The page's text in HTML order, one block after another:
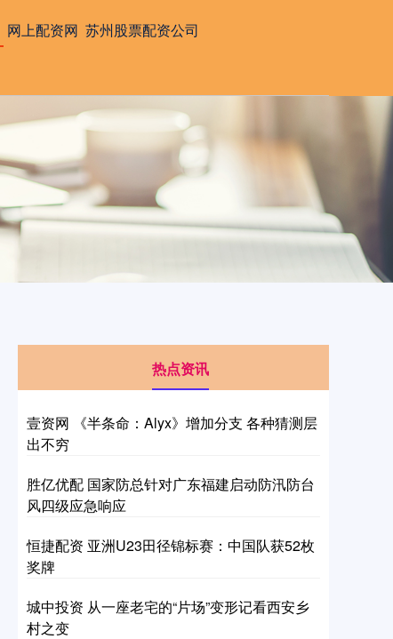
网上配资网 苏州股票配资公司
热点资讯
壹资网 《半条命：Alyx》增加分支 各种猜测层
出不穷
胜亿优配 国家防总针对广东福建启动防汛防台
风四级应急响应
恒捷配资 亚洲U23田径锦标赛：中国队获52枚
奖牌
城中投资 从一座老宅的“片场”变形记看西安乡
村之变